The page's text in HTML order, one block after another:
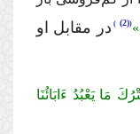
(2)
در مقابل او
مَا یَعْبُدُ ءَابَائُنَا